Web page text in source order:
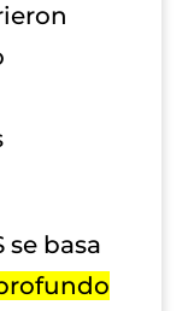
se basa